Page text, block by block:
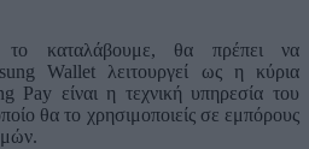
καταλάβουμε, θα πρέπει να
Wallet λειτουργεί ως η κύρια
Pay είναι η τεχνική υπηρεσία του
θα το χρησιμοποιείς σε εμπόρους